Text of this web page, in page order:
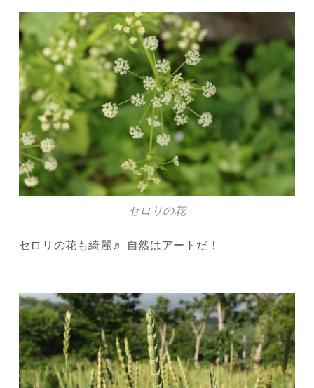
セロリの花
セロリの花も綺麗♬ 自然はアートだ！